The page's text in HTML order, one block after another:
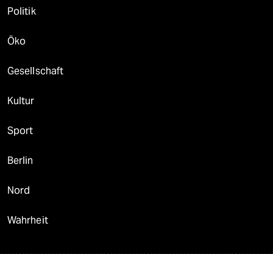
Politik
Öko
Gesellschaft
Kultur
Sport
Berlin
Nord
Wahrheit